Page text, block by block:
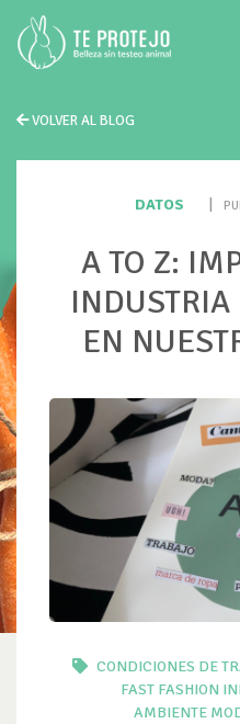
VOLVER AL BLOG
DATOS
A TO Z:
EN
CONDICIONES DE
FAST FASHION
AMBIENTE